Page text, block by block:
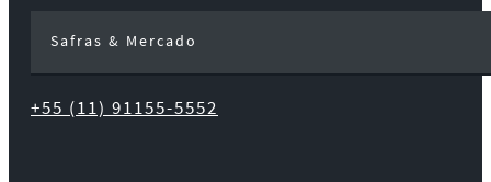
Safras & Mercado
+55 (11) 91155-5552